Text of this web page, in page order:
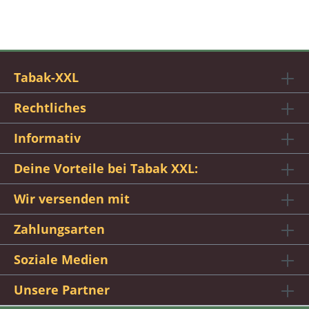
Tabak-XXL
Rechtliches
Informativ
Deine Vorteile bei Tabak XXL:
Wir versenden mit
Zahlungsarten
Soziale Medien
Unsere Partner